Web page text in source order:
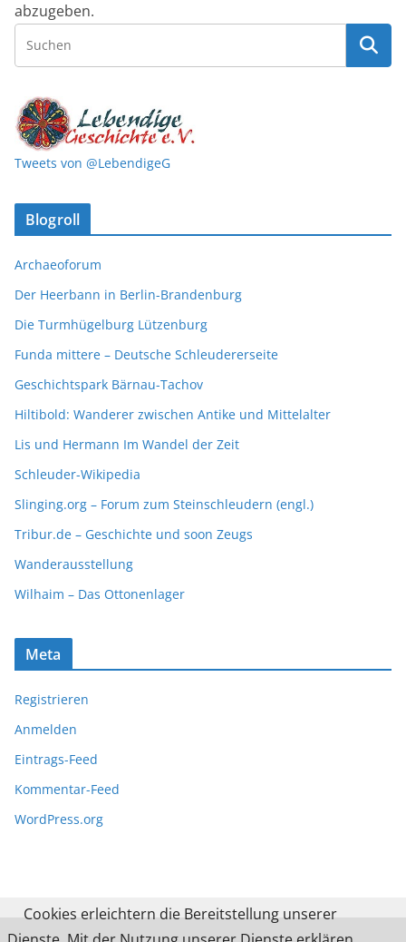
abzugeben.
Tweets von @LebendigeG
Blogroll
Archaeoforum
Der Heerbann in Berlin-Brandenburg
Die Turmhügelburg Lützenburg
Funda mittere – Deutsche Schleudererseite
Geschichtspark Bärnau-Tachov
Hiltibold: Wanderer zwischen Antike und Mittelalter
Lis und Hermann Im Wandel der Zeit
Schleuder-Wikipedia
Slinging.org – Forum zum Steinschleudern (engl.)
Tribur.de – Geschichte und soon Zeugs
Wanderausstellung
Wilhaim – Das Ottonenlager
Meta
Registrieren
Anmelden
Eintrags-Feed
Kommentar-Feed
WordPress.org
Cookies erleichtern die Bereitstellung unserer